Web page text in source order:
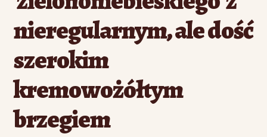
nieregularnym, ale dość
szerokim
kremowożółtym
brzegiem